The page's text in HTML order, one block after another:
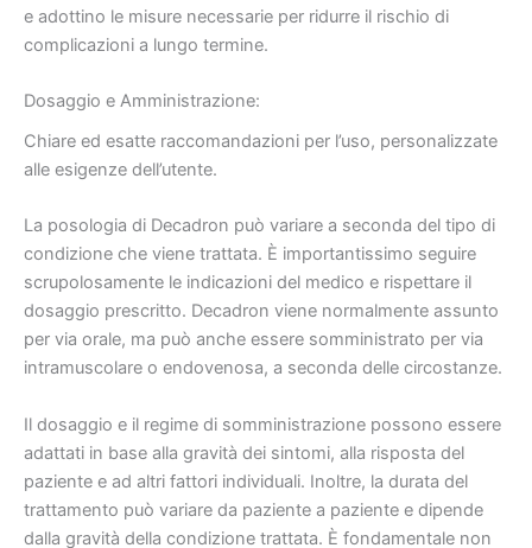
e adottino le misure necessarie per ridurre il rischio di
complicazioni a lungo termine.
Dosaggio e Amministrazione:
Chiare ed esatte raccomandazioni per l’uso, personalizzate
alle esigenze dell’utente.
La posologia di Decadron può variare a seconda del tipo di
condizione che viene trattata. È importantissimo seguire
scrupolosamente le indicazioni del medico e rispettare il
dosaggio prescritto. Decadron viene normalmente assunto
per via orale, ma può anche essere somministrato per via
intramuscolare o endovenosa, a seconda delle circostanze.
Il dosaggio e il regime di somministrazione possono essere
adattati in base alla gravità dei sintomi, alla risposta del
paziente e ad altri fattori individuali. Inoltre, la durata del
trattamento può variare da paziente a paziente e dipende
dalla gravità della condizione trattata. È fondamentale non